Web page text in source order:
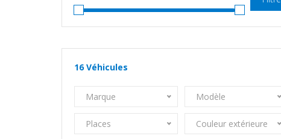
16 Véhicules
Marque Modèle
Places Couleur extérieure